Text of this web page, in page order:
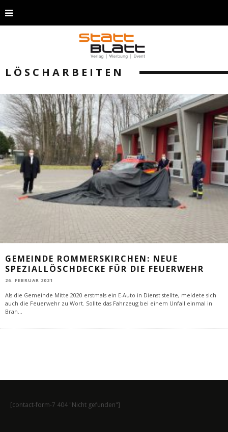
LÖSCHARBEITEN
GEMEINDE ROMMERSKIRCHEN: NEUE
SPEZIALLÖSCHDECKE FÜR DIE FEUERWEHR
26. FEBRUAR 2021
Als die Gemeinde Mitte 2020 erstmals ein E-Auto in Dienst stellte, meldete sich
auch die Feuerwehr zu Wort. Sollte das Fahrzeug bei einem Unfall einmal in
Bran...
[contact-form-7 404 "Nicht gefunden"]